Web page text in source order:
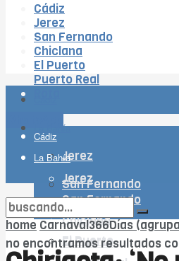
Cádiz
Jerez
San Fernando
Chiclana
El Puerto
Puerto Real
La Bahía
Jerez
San Fernando
Chiclana
El Puerto
Cádiz
La Bahía
Jerez
San Fernando
Chiclana
El Puerto
no encontramos resultados
home Carnaval366Días